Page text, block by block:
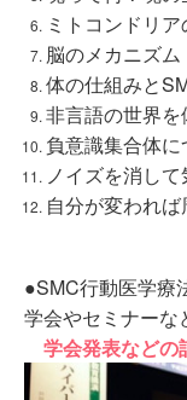
ミトコンドリ
脳のメカニズム
体の仕組みと
非言語の世界を
負意識集合体に
ノイズを消し
自分が変われ
●SMC行動医学療
学会やセミナーな
学会発表などの